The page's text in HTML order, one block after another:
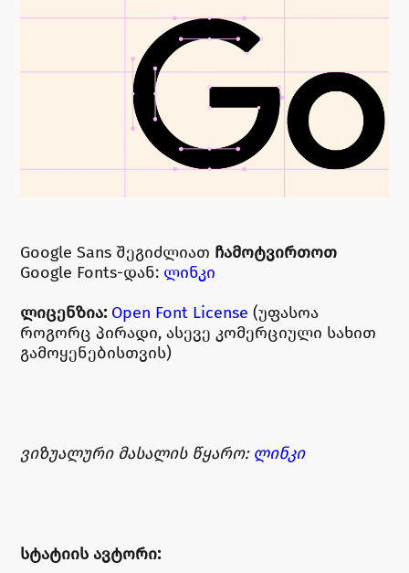
Google Sans შეგიძლიათ ჩამოტვირთოთ
Google Fonts-დან: ლინკი
ლიცენზია: Open Font License (უფასოა
როგორც პირადი, ასევე კომერციული სახით
გამოყენებისთვის)
ვიზუალური მასალის წყარო: ლინკი
სტატიის ავტორი: